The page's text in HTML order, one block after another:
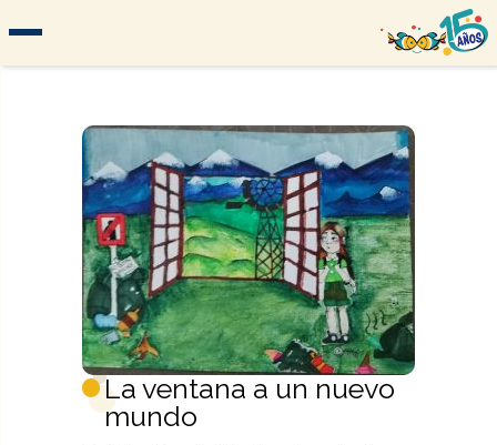
La ventana a un nuevo
mundo